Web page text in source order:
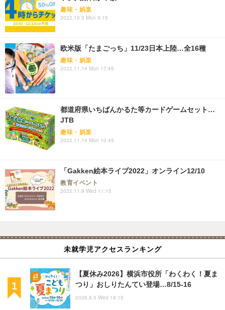
趣味・娯楽
2022.10.3 Mon 9:15
欧米版「たまごっち」11/23日本上陸…全16種
趣味・娯楽
2022.11.14 Mon 17:45
都道府県いちばんかるた等カードゲームセット…
JTB
趣味・娯楽
2022.11.14 Mon 10:45
「Gakken絵本ライブ2022」オンライン12/10
教育イベント
2022.11.9 Wed 11:15
未就学児アクセスランキング
【夏休み2026】横浜市役所「わくわく！夏ま
つり」おしりたんてい登場…8/15-16
2026.8.5 Wed 18:15